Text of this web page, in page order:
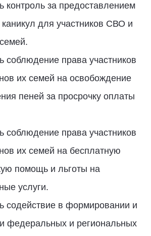
контроль за предоставлением
для участников СВО и
соблюдение права участников
их семей на освобождение
пеней за просрочку оплаты
соблюдение права участников
их семей на бесплатную
помощь и льготы на
услуги.
содействие в формировании и
федеральных и региональных